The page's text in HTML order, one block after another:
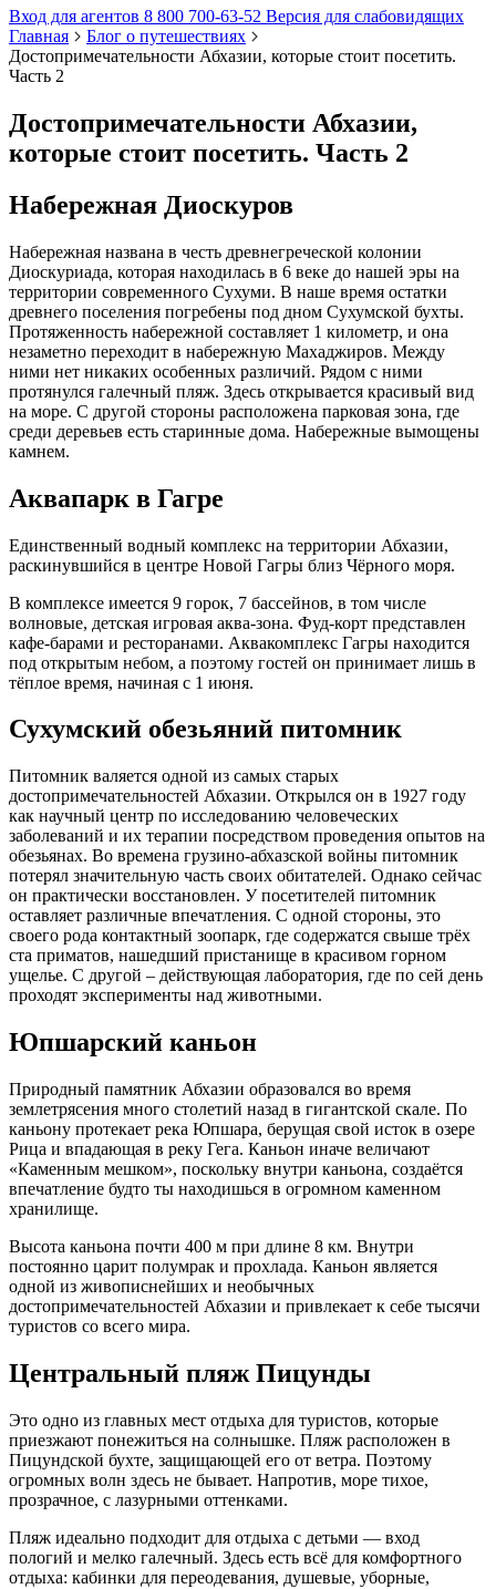
Вход для агентов 8 800 700-63-52 Версия для слабовидящих
Главная
Блог о путешествиях
Достопримечательности Абхазии, которые стоит посетить.
Часть 2
Достопримечательности Абхазии,
которые стоит посетить. Часть 2
Набережная Диоскуров
Набережная названа в честь древнегреческой колонии
Диоскуриада, которая находилась в 6 веке до нашей эры на
территории современного Сухуми. В наше время остатки
древнего поселения погребены под дном Сухумской бухты.
Протяженность набережной составляет 1 километр, и она
незаметно переходит в набережную Махаджиров. Между
ними нет никаких особенных различий. Рядом с ними
протянулся галечный пляж. Здесь открывается красивый вид
на море. С другой стороны расположена парковая зона, где
среди деревьев есть старинные дома. Набережные вымощены
камнем.
Аквапарк в Гагре
Единственный водный комплекс на территории Абхазии,
раскинувшийся в центре Новой Гагры близ Чёрного моря.
В комплексе имеется 9 горок, 7 бассейнов, в том числе
волновые, детская игровая аква-зона. Фуд-корт представлен
кафе-барами и ресторанами. Аквакомплекс Гагры находится
под открытым небом, а поэтому гостей он принимает лишь в
тёплое время, начиная с 1 июня.
Сухумский обезьяний питомник
Питомник валяется одной из самых старых
достопримечательностей Абхазии. Открылся он в 1927 году
как научный центр по исследованию человеческих
заболеваний и их терапии посредством проведения опытов на
обезьянах. Во времена грузино-абхазской войны питомник
потерял значительную часть своих обитателей. Однако сейчас
он практически восстановлен. У посетителей питомник
оставляет различные впечатления. С одной стороны, это
своего рода контактный зоопарк, где содержатся свыше трёх
ста приматов, нашедший пристанище в красивом горном
ущелье. С другой – действующая лаборатория, где по сей день
проходят эксперименты над животными.
Юпшарский каньон
Природный памятник Абхазии образовался во время
землетрясения много столетий назад в гигантской скале. По
каньону протекает река Юпшара, берущая свой исток в озере
Рица и впадающая в реку Гега. Каньон иначе величают
«Каменным мешком», поскольку внутри каньона, создаётся
впечатление будто ты находишься в огромном каменном
хранилище.
Высота каньона почти 400 м при длине 8 км. Внутри
постоянно царит полумрак и прохлада. Каньон является
одной из живописнейших и необычных
достопримечательностей Абхазии и привлекает к себе тысячи
туристов со всего мира.
Центральный пляж Пицунды
Это одно из главных мест отдыха для туристов, которые
приезжают понежиться на солнышке. Пляж расположен в
Пицундской бухте, защищающей его от ветра. Поэтому
огромных волн здесь не бывает. Напротив, море тихое,
прозрачное, с лазурными оттенками.
Пляж идеально подходит для отдыха с детьми — вход
пологий и мелко галечный. Здесь есть всё для комфортного
отдыха: кабинки для переодевания, душевые, уборные,